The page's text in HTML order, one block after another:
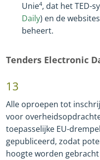
Unie4, dat het TED-
Daily) en de
beheert.
Tenders Electronic
13
Alle oproepen tot
voor
toepasselijke EU-
gepubliceerd, zodat
hoogte worden